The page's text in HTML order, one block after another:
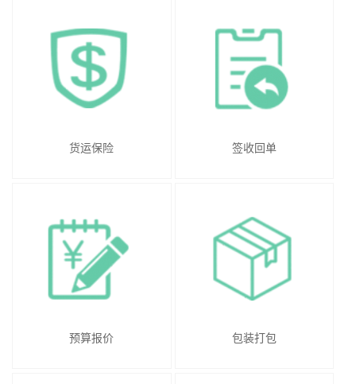
货运保险 签收回单
预算报价 包装打包